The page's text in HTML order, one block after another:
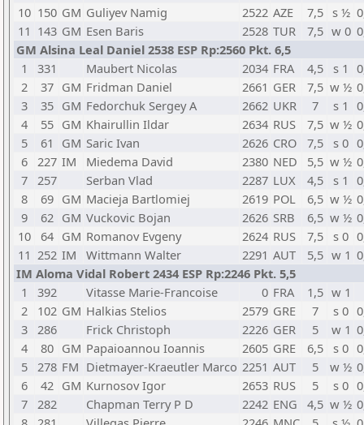
10 150 GM Guliyev Namig 2522 AZE 7,5 s ½
11 143 GM Esen Baris 2528 TUR 7,5 w 0
GM Alsina Leal Daniel 2538 ESP Rp:2560 Pkt. 6,5
1
331 Maubert Nicolas 2034 FRA 4,5 s 1
2
37 GM Fridman Daniel 2661 GER 7,5 w ½
3
35 GM Fedorchuk Sergey A 2662 UKR 7 s 1
4
55 GM Khairullin Ildar 2634 RUS 7,5 w ½
5
61 GM Saric Ivan 2626 CRO 7,5 s 0
6 227 IM Miedema David 2380 NED 5,5 w ½
7 257 Serban Vlad 2287 LUX 4,5 s 1
8
69 GM Macieja Bartlomiej 2619 POL 6,5 w ½
9
62 GM Vuckovic Bojan 2626 SRB 6,5 w ½
10 64 GM Romanov Evgeny 2624 RUS 7,5 s 0
11 252 IM Wittmann Walter 2291 AUT 5,5 w 1
IM Aloma Vidal Robert 2434 ESP Rp:2246 Pkt. 5,5
1
392 Vitasse Marie-Francoise 0 FRA 1,5 w 1
2
102 GM Halkias Stelios 2579 GRE 7 s 0
3 286 Frick Christoph 2226 GER 5 w 1
4
80 GM Papaioannou Ioannis 2605 GRE 6,5 s 0
5 278 FM Dietmayer-Kraeutler Marco 2251 AUT 5 w ½
6
42 GM Kurnosov Igor 2653 RUS 5 s 0
7 282 Chapman Terry P D 2242 ENG 4,5 w ½